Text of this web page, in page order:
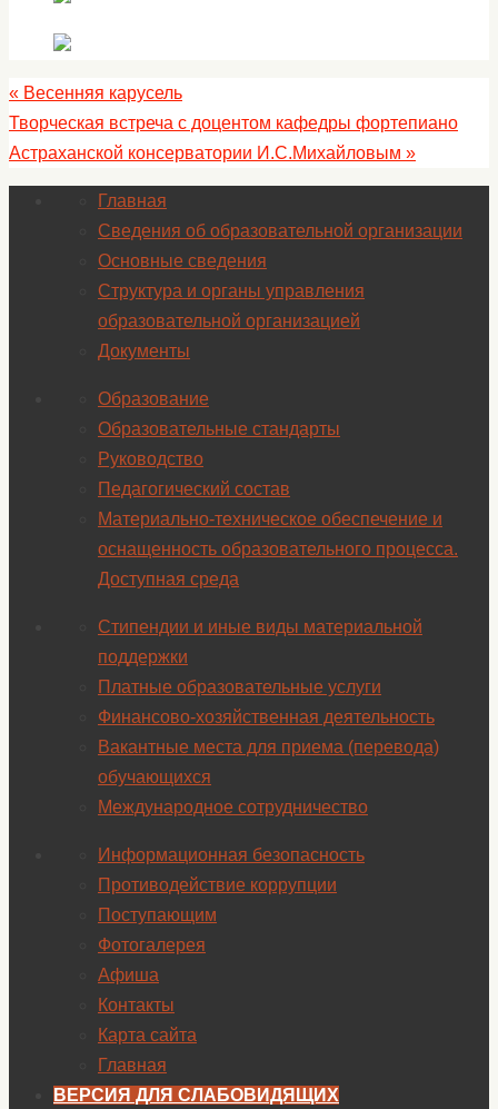
« Весенняя карусель
Творческая встреча с доцентом кафедры фортепиано
Астраханской консерватории И.С.Михайловым »
Главная
Сведения об образовательной организации
Основные сведения
Структура и органы управления
образовательной организацией
Документы
Образование
Образовательные стандарты
Руководство
Педагогический состав
Материально-техническое обеспечение и
оснащенность образовательного процесса.
Доступная среда
Стипендии и иные виды материальной
поддержки
Платные образовательные услуги
Финансово-хозяйственная деятельность
Вакантные места для приема (перевода)
обучающихся
Международное сотрудничество
Информационная безопасность
Противодействие коррупции
Поступающим
Фотогалерея
Афиша
Контакты
Карта сайта
Главная
ВЕРСИЯ ДЛЯ СЛАБОВИДЯЩИХ